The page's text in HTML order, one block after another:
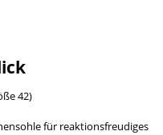
42)
für reaktionsfreudiges